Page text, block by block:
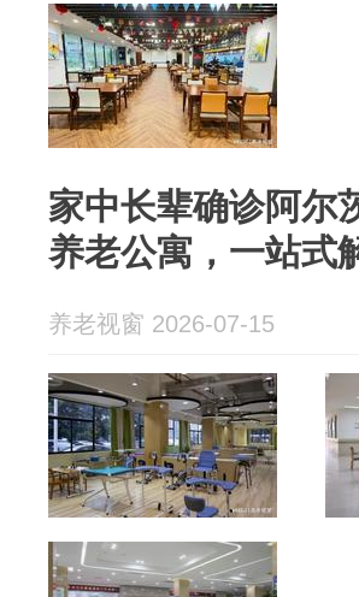
家中长辈确诊阿尔
养老公寓，一站式
养老视窗 2026-07-15